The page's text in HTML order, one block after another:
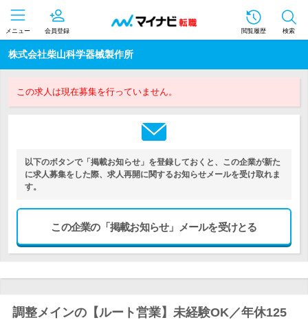
メニュー 会員登録 閲覧履歴 検索
株式会社柴山科学器械製作所
この求人は現在募集を行っていません。
以下のボタンで「掲載お知らせ」を登録しておくと、この企業が新た
に求人募集をした際、求人再開に関するお知らせメールを受け取れま
す。
この企業の「掲載お知らせ」メールを受けとる
調整メインの【ルート営業】未経験OK／年休125